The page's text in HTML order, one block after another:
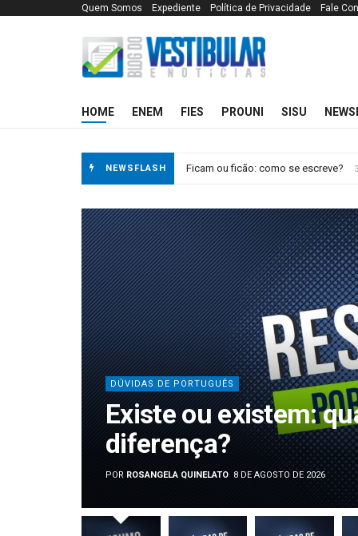
Quem Somos Expediente Política de Privacidade Fale
Blog do
HOME ENEM FIES PROUNI SISU
NEWSFLASH Acumulo ou acúmulo: como se
DÚVIDAS DE PORTUGUÊS
Existe ou existem:
diferença?
POR ROSANGELA QUINELATO 8 DE AGOSTO DE 2026